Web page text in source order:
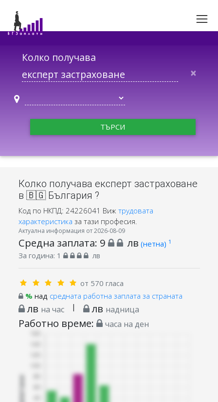
Колко получава
×
ТЪРСИ
Колко получава експерт застраховане
в 🇧🇬 България ?
Код по НКПД: 24226041 Виж трудовата
характеристика за тази професия.
Актуална информация от 2026-08-09
Средна заплата: 9 лв (нетна) 1
За година: 1 лв
от 570 гласа
% над средната работна заплата за страната
лв на час | лв надница
Работно време: часа на ден